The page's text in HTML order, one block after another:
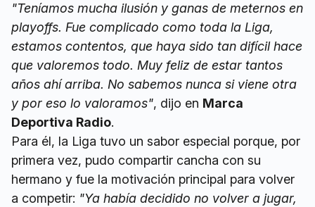
"Teníamos mucha ilusión y ganas de meternos en
playoffs. Fue complicado como toda la Liga,
estamos contentos, que haya sido tan difícil hace
que valoremos todo. Muy feliz de estar tantos
años ahí arriba. No sabemos nunca si viene otra
y por eso lo valoramos", dijo en Marca
Deportiva Radio.
Para él, la Liga tuvo un sabor especial porque, por
primera vez, pudo compartir cancha con su
hermano y fue la motivación principal para volver
a competir: "Ya había decidido no volver a jugar,